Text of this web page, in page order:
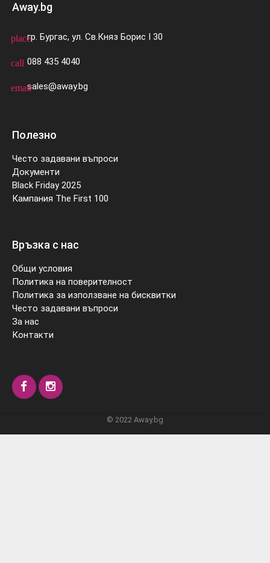
Away.bg
placeгр. Бургас, ул. Св.Княз Борис I 30
call 088 435 4040
emailsales@away.bg
Полезно
Често задавани въпроси
Документи
Black Friday 2025
Кампания The First 100
Връзка с нас
Общи условия
Политика на поверителност
Политика за използване на бисквитки
Често задавани въпроси
За нас
Контакти
© 2022 Away.bg